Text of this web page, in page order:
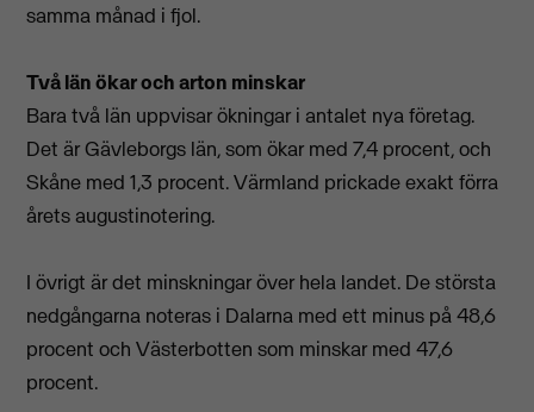
samma månad i fjol.
Två län ökar och arton minskar
Bara två län uppvisar ökningar i antalet nya företag.
Det är Gävleborgs län, som ökar med 7,4 procent, och
Skåne med 1,3 procent. Värmland prickade exakt förra
årets augustinotering.
I övrigt är det minskningar över hela landet. De största
nedgångarna noteras i Dalarna med ett minus på 48,6
procent och Västerbotten som minskar med 47,6
procent.